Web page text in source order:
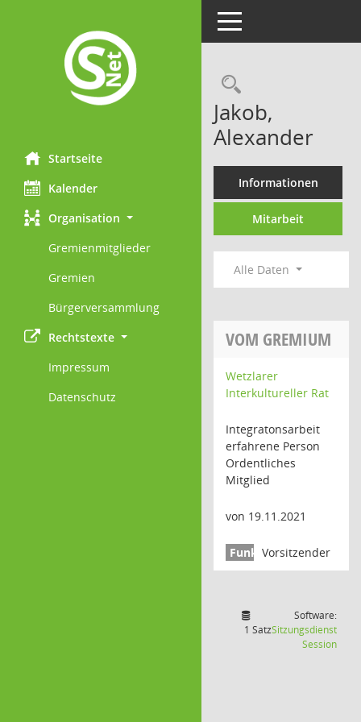
Startseite
Kalender
Organisation
Gremienmitglieder
Gremien
Bürgerversammlung
Rechtstexte
Impressum
Datenschutz
Toggle navigation
Jakob,
Alexander
Informationen
Mitarbeit
Alle Daten
VOM GREMIUM
Wetzlarer
Interkultureller Rat
Integratonsarbeit
erfahrene Person
Ordentliches
Mitglied
von 19.11.2021
Vorsitzender
1 Satz
Software:
Sitzungsdienst
Session